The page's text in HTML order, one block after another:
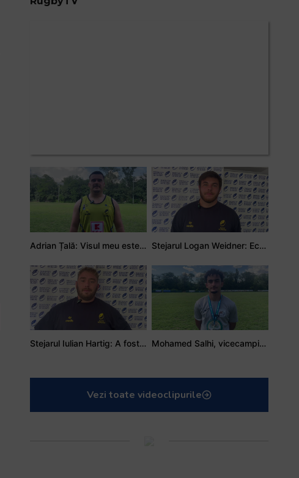
Adrian Țală: Visul meu este să debutez pentru România Stejarul Logan Weidner: Echipa a muncit mult, iar asta se va vedea în meciurile de la Nations Cup
Stejarul Iulian Hartig: A fost un turneu care a unit mai mult echipa Mohamed Salhi, vicecampion național juniori I: Rugby-ul te învață să accepți și înfrângerile
Vezi toate videoclipurile